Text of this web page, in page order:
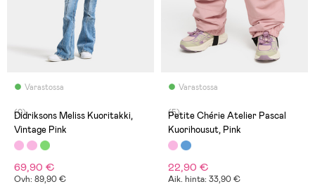
Varastossa
(0)
Didriksons Meliss Kuoritakki,
Vintage Pink
69,90 €
Ovh: 89,90 €
Varastossa
(5)
Petite Chérie Atelier Pascal
Kuorihousut, Pink
22,90 €
Aik. hinta: 33,90 €